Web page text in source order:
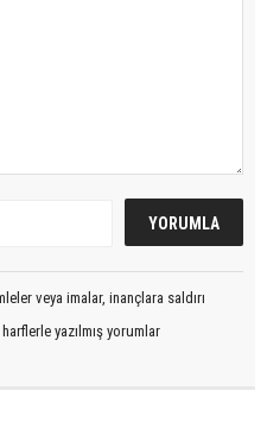
veya imalar, inançlara saldırı
yazılmış yorumlar